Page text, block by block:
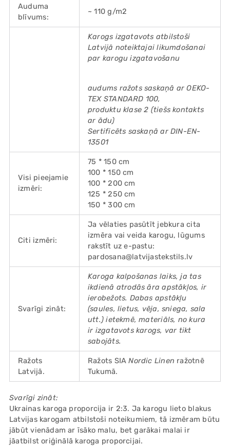
Auduma
blīvums:
~ 110 g/m2
Karogs izgatavots atbilstoši
Latvijā noteiktajai likumdošanai
par karogu izgatavošanu
audums ražots saskaņā ar OEKO-
TEX STANDARD 100,
produktu klase 2 (tiešs kontakts
ar ādu)
Sertificēts saskaņā ar DIN-EN-
13501
Visi pieejamie
izmēri:
75 * 150 cm
100 * 150 cm
100 * 200 cm
125 * 250 cm
150 * 300 cm
Citi izmēri:
Ja vēlaties pasūtīt jebkura cita
izmēra vai veida karogu, lūgums
rakstīt uz e-pastu:
pardosana@latvijastekstils.lv
Svarīgi zināt:
Karoga kalpošanas laiks, ja tas
ikdienā atrodās āra apstākļos, ir
ierobežots. Dabas apstākļu
(saules, lietus, vēja, sniega, sala
utt.) ietekmē, materiāls, no kura
ir izgatavots karogs, var tikt
sabojāts.
Ražots
Latvijā.
Ražots SIANordic Linen ražotnē
Tukumā.
Svarīgi zināt:
Ukrainas karoga proporcija ir 2:3. Ja karogu lieto blakus
Latvijas karogam atbilstoši noteikumiem, tā izmēram būtu
jābūt vienādam ar īsāko malu, bet garākai malai ir
jāatbilst oriģinālā karoga proporcijai.